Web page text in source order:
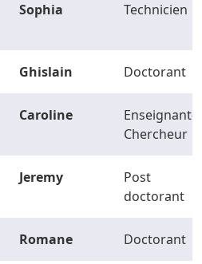
Sophia Technicien
Ghislain Doctorant
Caroline
Enseignant-
Chercheur
Jeremy
Post
doctorant
Romane Doctorant